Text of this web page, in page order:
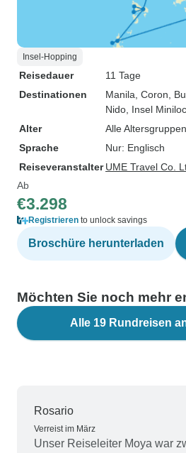
Insel-Hopping
Reisedauer
11 Tage
Destinationen
Manila , Coron ,
Nido , Insel Miniloc
Alter
Alle
Sprache
Nur: Englisch
Reiseveranstalter UME Travel Co.
Ab
€3.298
Registrieren to unlock savings
Broschüre herunterladen
Möchten Sie noch mehr
Alle 19 Rundreisen
Rosario
Verreist im März
Unser Reiseleiter Moya war